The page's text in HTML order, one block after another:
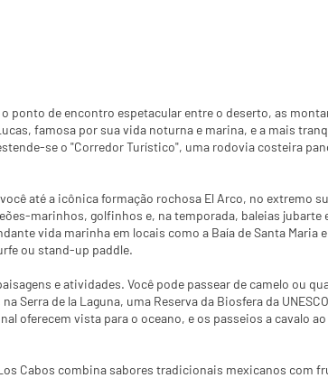
ponto de encontro espetacular entre o deserto, as
famosa por sua vida noturna e marina, e a mais
se o "Corredor Turístico", uma rodovia costeira
até a icônica formação rochosa El Arco, no extremo
marinhos, golfinhos e, na temporada, baleias jubarte
vida marinha em locais como a Baía de Santa Maria
ou stand-up paddle.
e atividades. Você pode passear de camelo ou
Serra de la Laguna, uma Reserva da Biosfera da
oferecem vista para o oceano, e os passeios a cavalo
Cabos combina sabores tradicionais mexicanos com